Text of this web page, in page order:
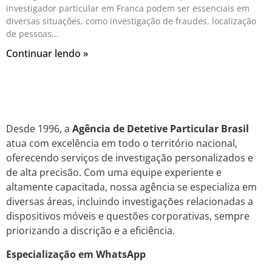
investigador particular em Franca podem ser essenciais em
diversas situações, como investigação de fraudes, localização
de pessoas
Continuar lendo »
Desde 1996, a Agência de Detetive Particular Brasil
atua com excelência em todo o território nacional,
oferecendo serviços de investigação personalizados e
de alta precisão. Com uma equipe experiente e
altamente capacitada, nossa agência se especializa em
diversas áreas, incluindo investigações relacionadas a
dispositivos móveis e questões corporativas, sempre
priorizando a discrição e a eficiência.
Especialização em WhatsApp